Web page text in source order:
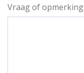
Vraag of opmerking